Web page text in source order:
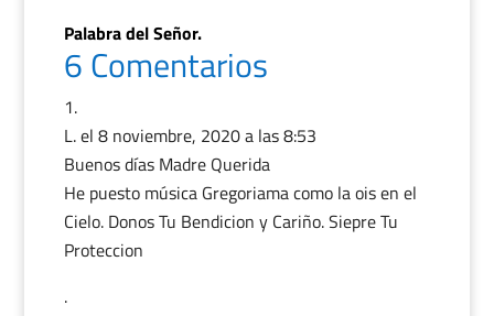
Palabra del Señor.
6 Comentarios
L.el 8 noviembre, 2020 a las 8:53
Buenos días Madre Querida
He puesto música Gregoriama como la ois en el
Cielo. Donos Tu Bendicion y Cariño. Siepre Tu
Proteccion
.